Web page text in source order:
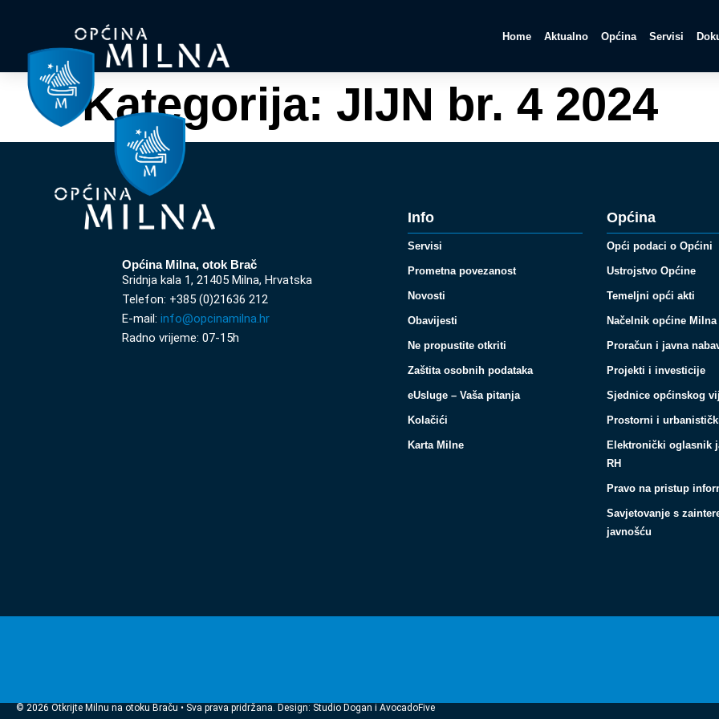
Home Aktualno Općina Servisi
Kategorija: JIJN br. 4 2024
Općina Milna, otok Brač
Sridnja kala 1, 21405 Milna, Hrvatska
Telefon: +385 (0)21636 212
E-mail: info@opcinamilna.hr
Radno vrijeme: 07-15h
Info
Servisi
Prometna povezanost
Novosti
Obavijesti
Ne propustite otkriti
Zaštita osobnih podataka
eUsluge – Vaša pitanja
Kolačići
Karta Milne
Općina
Opći podaci o Općini
Ustrojstvo Općine
Temeljni opći akti
Načelnik općine Milna
Proračun i javna
Projekti i investicije
Sjednice općinskog
Prostorni i
Elektronički oglasnik
RH
Pravo na pristup
Savjetovanje s
javnošću
© 2026 Otkrijte Milnu na otoku Braču • Sva prava pridržana. Design: Studio Dogan i AvocadoFive